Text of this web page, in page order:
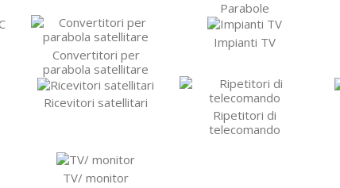
Parabole
Convertitori per
parabola satellitare
Impianti TV
Ricevitori satellitari
Ripetitori di
telecomando
TV/ monitor